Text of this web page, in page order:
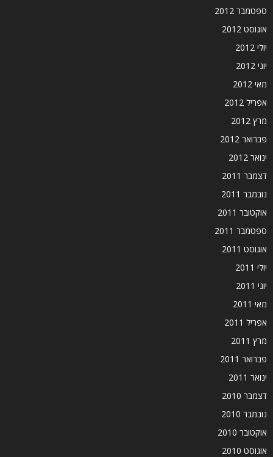
ספטמבר 2012
אוגוסט 2012
יולי 2012
יוני 2012
מאי 2012
אפריל 2012
מרץ 2012
פברואר 2012
ינואר 2012
דצמבר 2011
נובמבר 2011
אוקטובר 2011
ספטמבר 2011
אוגוסט 2011
יולי 2011
יוני 2011
מאי 2011
אפריל 2011
מרץ 2011
פברואר 2011
ינואר 2011
דצמבר 2010
נובמבר 2010
אוקטובר 2010
אוגוסט 2010